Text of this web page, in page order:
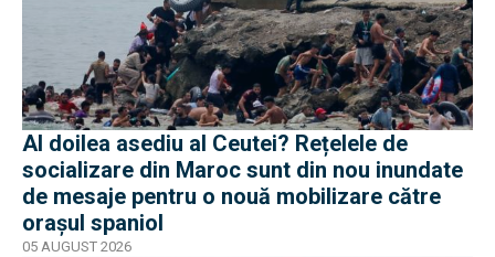
Al doilea asediu al Ceutei? Rețelele de
socializare din Maroc sunt din nou inundate
de mesaje pentru o nouă mobilizare către
orașul spaniol
05 AUGUST 2026